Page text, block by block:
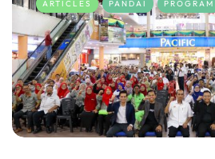
ARTICLES PANDAI PROGRAM